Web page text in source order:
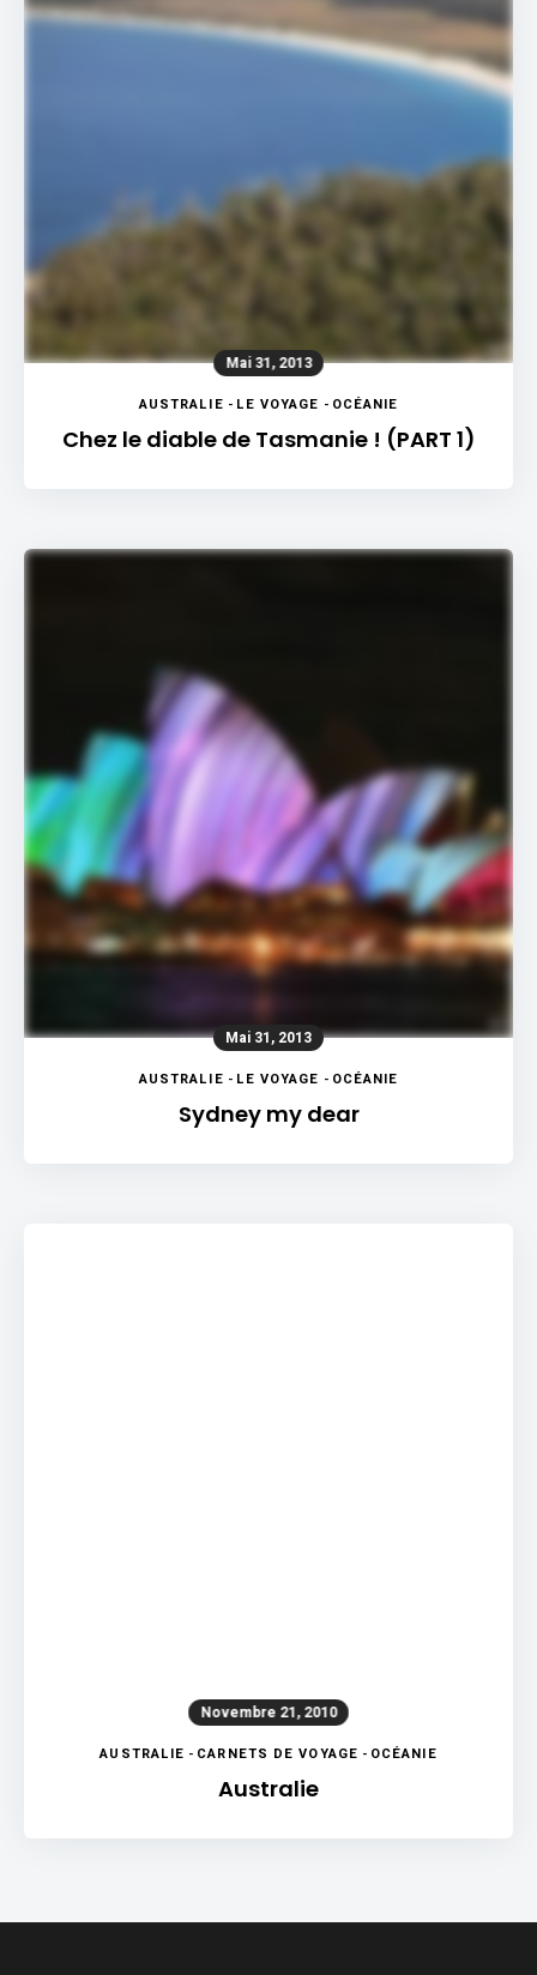
Mai 31, 2013
AUSTRALIE - LE VOYAGE - OCÉANIE
Chez le diable de Tasmanie ! (PART 1)
Mai 31, 2013
AUSTRALIE - LE VOYAGE - OCÉANIE
Sydney my dear
Novembre 21, 2010
AUSTRALIE - CARNETS DE VOYAGE - OCÉANIE
Australie